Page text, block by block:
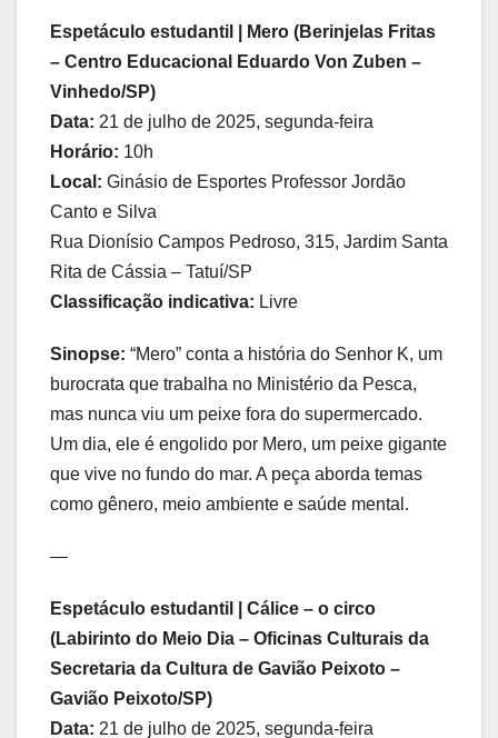
Espetáculo estudantil | Mero (Berinjelas Fritas
– Centro Educacional Eduardo Von Zuben –
Vinhedo/SP)
Data: 21 de julho de 2025, segunda-feira
Horário: 10h
Local: Ginásio de Esportes Professor Jordão
Canto e Silva
Rua Dionísio Campos Pedroso, 315, Jardim Santa
Rita de Cássia – Tatuí/SP
Classificação indicativa: Livre
Sinopse: “Mero” conta a história do Senhor K, um
burocrata que trabalha no Ministério da Pesca,
mas nunca viu um peixe fora do supermercado.
Um dia, ele é engolido por Mero, um peixe gigante
que vive no fundo do mar. A peça aborda temas
como gênero, meio ambiente e saúde mental.
—
Espetáculo estudantil | Cálice – o circo
(Labirinto do Meio Dia – Oficinas Culturais da
Secretaria da Cultura de Gavião Peixoto –
Gavião Peixoto/SP)
Data: 21 de julho de 2025, segunda-feira